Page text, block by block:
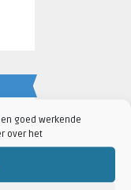
goed werkende
over het